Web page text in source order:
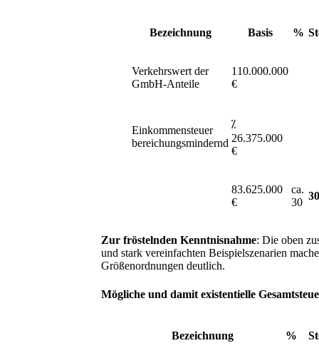
Bezeichnung Basis %
Verkehrswert der
GmbH-Anteile
110.000.000
€
Einkommensteuer
bereichungsmindernd
⁒
26.375.000
€
83.625.000
€
ca.
30
Zur fröstelnden Kenntnisnahme: Die oben
und stark vereinfachten Beispielszenarien
Größenordnungen deutlich.
Mögliche und damit existentielle
Bezeichnung %